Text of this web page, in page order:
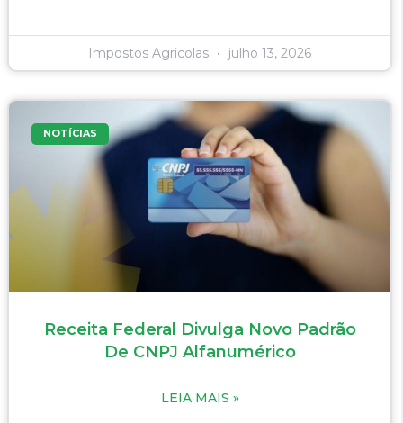
Impostos Agricolas julho 13, 2026
NOTÍCIAS
Receita Federal Divulga Novo Padrão
De CNPJ Alfanumérico
LEIA MAIS »